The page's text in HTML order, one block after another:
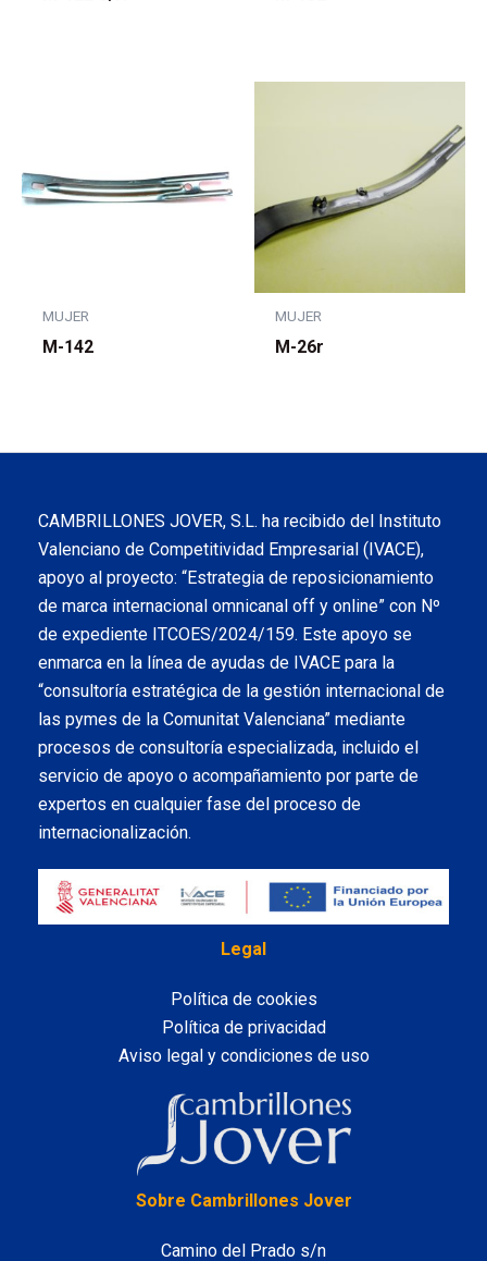
MUJER
M-142
MUJER
M-26r
CAMBRILLONES JOVER, S.L. ha recibido del Instituto
Valenciano de Competitividad Empresarial (IVACE),
apoyo al proyecto: “Estrategia de reposicionamiento
de marca internacional omnicanal off y online” con Nº
de expediente ITCOES/2024/159. Este apoyo se
enmarca en la línea de ayudas de IVACE para la
“consultoría estratégica de la gestión internacional de
las pymes de la Comunitat Valenciana” mediante
procesos de consultoría especializada, incluido el
servicio de apoyo o acompañamiento por parte de
expertos en cualquier fase del proceso de
internacionalización.
Legal
Política de cookies
Política de privacidad
Aviso legal y condiciones de uso
Sobre Cambrillones Jover
Camino del Prado s/n
LinkedIn